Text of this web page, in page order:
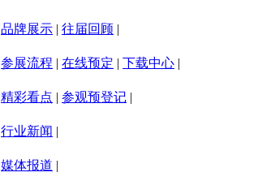
品牌展示 | 往届回顾 |
参展流程 | 在线预定 | 下载中心 |
精彩看点 | 参观预登记 |
行业新闻 |
媒体报道 |